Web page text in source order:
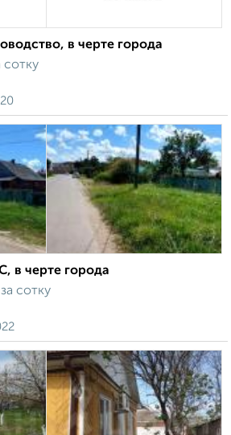
в черте города
сотку
в черте города
за сотку